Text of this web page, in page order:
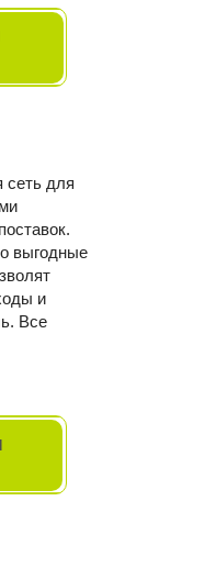
сеть для
выгодные
и
Все